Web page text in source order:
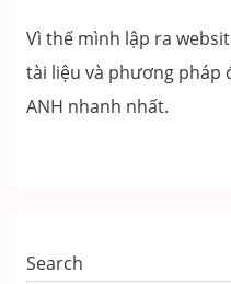
Vì thế mình lập ra
tài liệu và phương pháp
ANH nhanh nhất.
Search